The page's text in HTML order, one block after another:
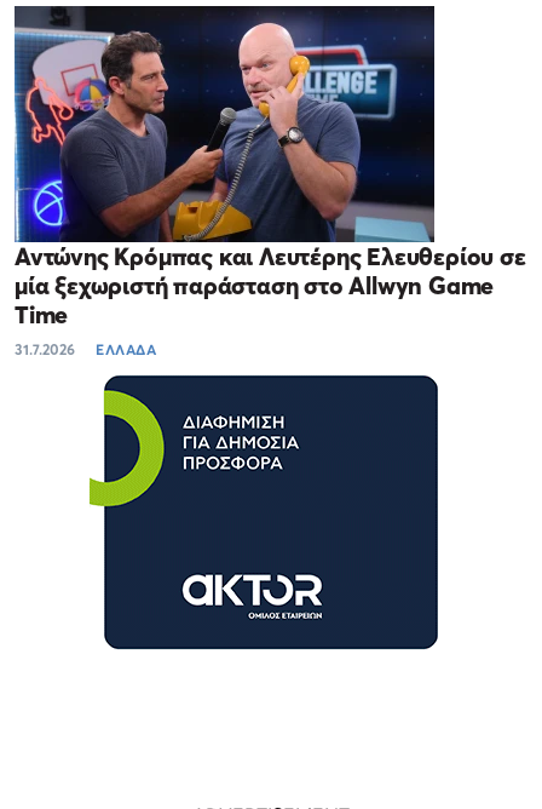
Αντώνης Κρόμπας και Λευτέρης Ελευθερίου σε
μία ξεχωριστή παράσταση στο Allwyn Game
Time
31.7.2026 ΕΛΛΑΔΑ